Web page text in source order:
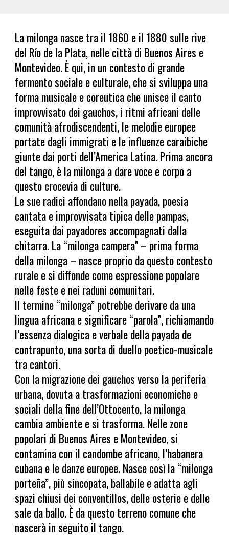
La milonga nasce tra il 1860 e il 1880 sulle rive
del Río de la Plata, nelle città di Buenos Aires e
Montevideo. È qui, in un contesto di grande
fermento sociale e culturale, che si sviluppa una
forma musicale e coreutica che unisce il canto
improvvisato dei gauchos, i ritmi africani delle
comunità afrodiscendenti, le melodie europee
portate dagli immigrati e le influenze caraibiche
giunte dai porti dell’America Latina. Prima ancora
del tango, è la milonga a dare voce e corpo a
questo crocevia di culture.
Le sue radici affondano nella payada, poesia
cantata e improvvisata tipica delle pampas,
eseguita dai payadores accompagnati dalla
chitarra. La “milonga campera” – prima forma
della milonga – nasce proprio da questo contesto
rurale e si diffonde come espressione popolare
nelle feste e nei raduni comunitari.
Il termine “milonga” potrebbe derivare da una
lingua africana e significare “parola”, richiamando
l’essenza dialogica e verbale della payada de
contrapunto, una sorta di duello poetico-musicale
tra cantori.
Con la migrazione dei gauchos verso la periferia
urbana, dovuta a trasformazioni economiche e
sociali della fine dell’Ottocento, la milonga
cambia ambiente e si trasforma. Nelle zone
popolari di Buenos Aires e Montevideo, si
contamina con il candombe africano, l’habanera
cubana e le danze europee. Nasce così la “milonga
porteña”, più sincopata, ballabile e adatta agli
spazi chiusi dei conventillos, delle osterie e delle
sale da ballo. È da questo terreno comune che
nascerà in seguito il tango.